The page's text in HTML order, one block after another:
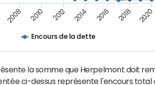
Encours de la dette
2008 2010 2012 2014 2016 2018 2020
la somme que Herpelmont doit
ci-dessus représente l'encours total